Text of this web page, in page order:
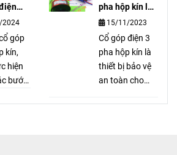
điện.
dưỡng cho
palang hãng
LGM 1 tấn, 2
tấn, 3 tấn, 5
tấn, 10 tấn, …
48V
là
từ
Khởi
48V có
hệ thống dây
chuyền để
quản lý trơn tru
và an toàn các
dây cáp mang
dòng điện cao
trong cầu trục,
lắp
góp
Cổ góp điện 3
pha hộp kín là
Cổ góp điện 3